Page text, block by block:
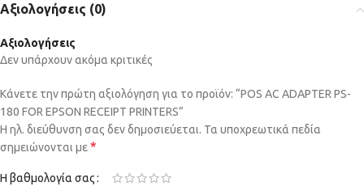
Αξιολογήσεις (0)
Αξιολογήσεις
Δεν υπάρχουν ακόμα κριτικές
Κάνετε την πρώτη αξιολόγηση για το προϊόν: “POS AC ADAPTER PS-
180 FOR EPSON RECEIPT PRINTERS”
Η ηλ. διεύθυνση σας δεν δημοσιεύεται. Τα υποχρεωτικά πεδία
σημειώνονται με*
Η βαθμολογία σας